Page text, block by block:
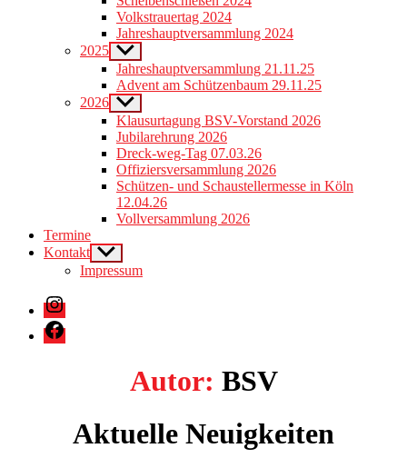
menu
Volkstrauertag 2024
Jahreshauptversammlung 2024
2025 Show
sub
menu
Jahreshauptversammlung 21.11.25
Advent am Schützenbaum 29.11.25
2026 Show
sub
menu
Klausurtagung BSV-Vorstand 2026
Jubilarehrung 2026
Dreck-weg-Tag 07.03.26
Offiziersversammlung 2026
Schützen- und Schaustellermesse in Köln
12.04.26
Vollversammlung 2026
Termine
Kontakt Show
sub
menu
Impressum
Instagram
Facebook
Autor: BSV
Aktuelle Neuigkeiten